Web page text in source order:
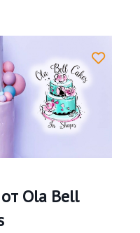
Ola Bell